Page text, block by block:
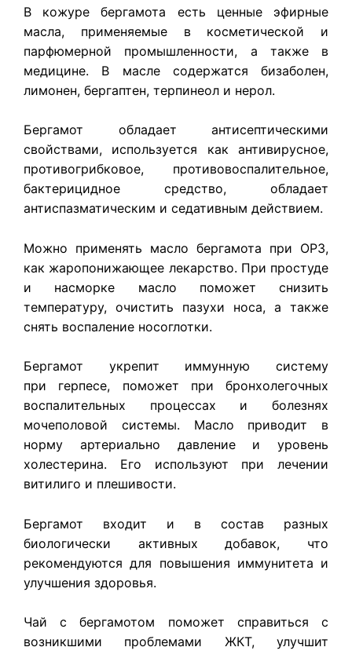
В кожуре бергамота есть ценные эфирные
масла, применяемые в косметической и
парфюмерной промышленности, а также в
медицине. В масле содержатся бизаболен,
лимонен, бергаптен, терпинеол и нерол.
Бергамот обладает антисептическими
свойствами, используется как антивирусное,
противогрибковое, противовоспалительное,
бактерицидное средство, обладает
антиспазматическим и седативным действием.
Можно применять масло бергамота при ОРЗ,
как жаропонижающее лекарство. При простуде
и насморке масло поможет снизить
температуру, очистить пазухи носа, а также
снять воспаление носоглотки.
Бергамот укрепит иммунную систему
при герпесе, поможет при бронхолегочных
воспалительных процессах и болезнях
мочеполовой системы. Масло приводит в
норму артериально давление и уровень
холестерина. Его используют при лечении
витилиго и плешивости.
Бергамот входит и в состав разных
биологически активных добавок, что
рекомендуются для повышения иммунитета и
улучшения здоровья.
Чай с бергамотом поможет справиться с
возникшими проблемами ЖКТ, улучшит